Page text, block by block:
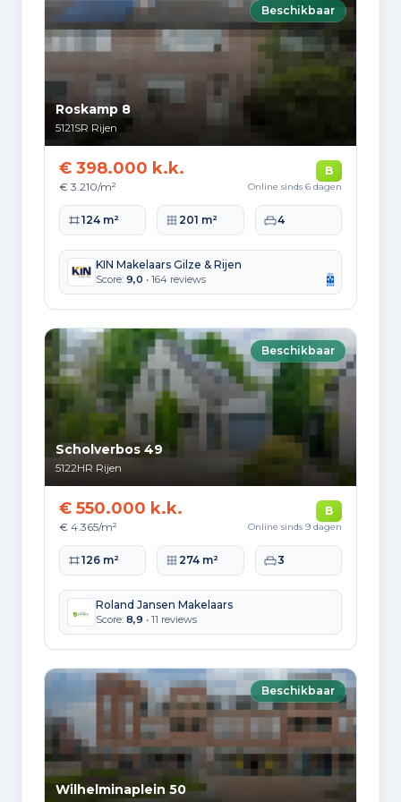
Leeftijdsopbouw
65+: 3.895
Opleidingsniveau
Hoger
Praktisch
3.290
Middelbaar
5.820
Herkomst inwoners (2025)
1.400
Nederland
13.105
Buiten Europa
2.430
bouwperiodes
Soorten woningen
Hoekwoningen
Tussenwoningen 3.074
Vrijstaande woningen 915
Twee-onder-één-kap woningen
Beschikbaar
Roskamp 8
5121SR Rijen
€ 398.000 k.k.
€ 3.210/m²
B
Online sinds 6 dagen
Woonoppervlakte
124 m² Perceeloppervlakte
201 m² Slaapkamers
4
KIN Makelaars Gilze & Rijen
Score: 9,0 • 164 reviews
Beschikbaar
Scholverbos 49
5122HR Rijen
€ 550.000 k.k.
€ 4.365/m²
B
Online sinds 9 dagen
Woonoppervlakte
126 m² Perceeloppervlakte
274 m² Slaapkamers
3
Roland Jansen Makelaars
Score: 8,9 • 11 reviews
Beschikbaar
Wilhelminaplein 50